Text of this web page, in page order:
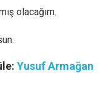
olacağım.
Yusuf Armağan